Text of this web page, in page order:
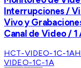
Interrupciones /
Vivo y
Canal de Video / 1
HCT-VIDEO-1C-1A
VIDEO-1C-1A